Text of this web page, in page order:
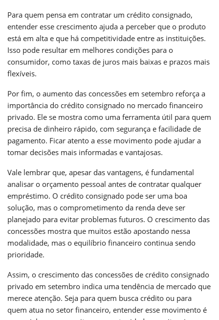
Para quem pensa em contratar um crédito consignado,
entender esse crescimento ajuda a perceber que o produto
está em alta e que há competitividade entre as instituições.
Isso pode resultar em melhores condições para o
consumidor, como taxas de juros mais baixas e prazos mais
flexíveis.
Por fim, o aumento das concessões em setembro reforça a
importância do crédito consignado no mercado financeiro
privado. Ele se mostra como uma ferramenta útil para quem
precisa de dinheiro rápido, com segurança e facilidade de
pagamento. Ficar atento a esse movimento pode ajudar a
tomar decisões mais informadas e vantajosas.
Vale lembrar que, apesar das vantagens, é fundamental
analisar o orçamento pessoal antes de contratar qualquer
empréstimo. O crédito consignado pode ser uma boa
solução, mas o comprometimento da renda deve ser
planejado para evitar problemas futuros. O crescimento das
concessões mostra que muitos estão apostando nessa
modalidade, mas o equilíbrio financeiro continua sendo
prioridade.
Assim, o crescimento das concessões de crédito consignado
privado em setembro indica uma tendência de mercado que
merece atenção. Seja para quem busca crédito ou para
quem atua no setor financeiro, entender esse movimento é